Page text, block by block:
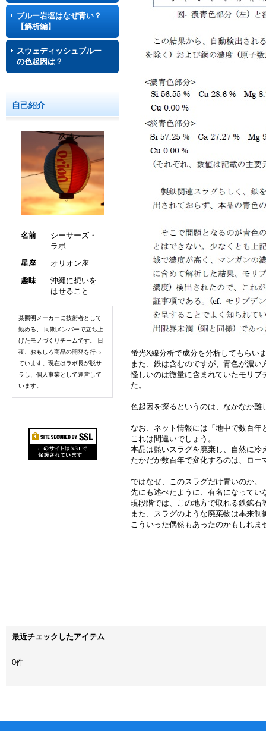
ブルー岩塩はなぜ青い？
【解析編】
スウェディッシュブルー
の色起因は？
自己紹介
名前
シーサーズ・
ラボ
星座
オリオン座
趣味
沖縄に想いを
はせること
某照明メーカーに技術者として
勤める、 同期メンバーで立ち上
げたモノづくりチームです。 日
夜、おもしろ商品の開発を行っ
ています。現在はラボ長が脱サ
ラし、個人事業として運営して
います。
蛍光X線分析で成分を分析してもらい
また、鉄は含むのですが、青色が濃
怪しいのは微量に含まれていたモリ
た。
色起因を探るというのは、なかなか難
なお、ネット情報には「地中で数百
これは間違いでしょう。
本品は熱いスラグを廃棄し、自然に
たかだか数百年で変化するのは、ロ
ではなぜ、このスラグだけ青いのか。
先にも述べたように、有名になって
現段階では、この地方で取れる鉄鉱
また、スラグのような廃棄物は本来
こういった偶然もあったのかもしれま
最近チェックしたアイテム
0件